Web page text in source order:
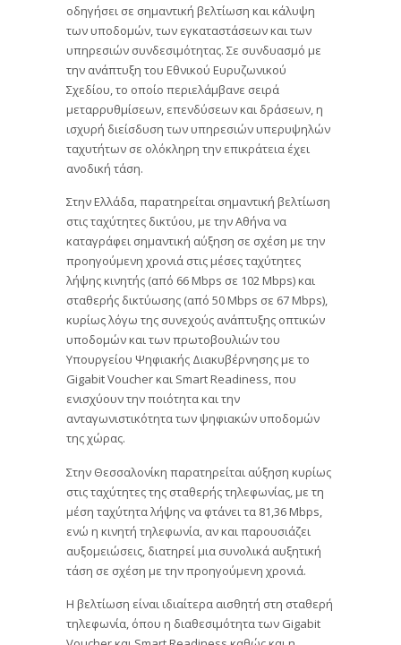
οδηγήσει σε σημαντική βελτίωση και κάλυψη
των υποδομών, των εγκαταστάσεων και των
υπηρεσιών συνδεσιμότητας. Σε συνδυασμό με
την ανάπτυξη του Εθνικού Ευρυζωνικού
Σχεδίου, το οποίο περιελάμβανε σειρά
μεταρρυθμίσεων, επενδύσεων και δράσεων, η
ισχυρή διείσδυση των υπηρεσιών υπερυψηλών
ταχυτήτων σε ολόκληρη την επικράτεια έχει
ανοδική τάση.
Στην Ελλάδα, παρατηρείται σημαντική βελτίωση
στις ταχύτητες δικτύου, με την Αθήνα να
καταγράφει σημαντική αύξηση σε σχέση με την
προηγούμενη χρονιά στις μέσες ταχύτητες
λήψης κινητής (από 66 Mbps σε 102 Mbps) και
σταθερής δικτύωσης (από 50 Mbps σε 67 Mbps),
κυρίως λόγω της συνεχούς ανάπτυξης οπτικών
υποδομών και των πρωτοβουλιών του
Υπουργείου Ψηφιακής Διακυβέρνησης με το
Gigabit Voucher και Smart Readiness, που
ενισχύουν την ποιότητα και την
ανταγωνιστικότητα των ψηφιακών υποδομών
της χώρας.
Στην Θεσσαλονίκη παρατηρείται αύξηση κυρίως
στις ταχύτητες της σταθερής τηλεφωνίας, με τη
μέση ταχύτητα λήψης να φτάνει τα 81,36 Mbps,
ενώ η κινητή τηλεφωνία, αν και παρουσιάζει
αυξομειώσεις, διατηρεί μια συνολικά αυξητική
τάση σε σχέση με την προηγούμενη χρονιά.
Η βελτίωση είναι ιδιαίτερα αισθητή στη σταθερή
τηλεφωνία, όπου η διαθεσιμότητα των Gigabit